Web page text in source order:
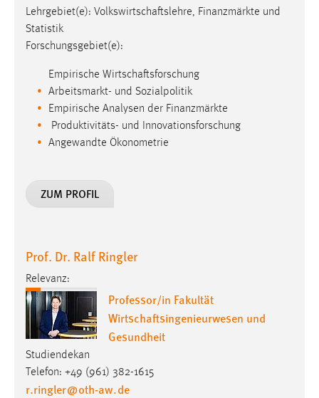
Lehrgebiet(e): Volkswirtschaftslehre, Finanzmärkte und
Statistik
Forschungsgebiet(e):
Empirische Wirtschaftsforschung
Arbeitsmarkt- und Sozialpolitik
Empirische Analysen der Finanzmärkte
Produktivitäts- und Innovationsforschung
Angewandte Ökonometrie
ZUM PROFIL
Prof. Dr. Ralf Ringler
Relevanz:
Professor/in Fakultät
Wirtschaftsingenieurwesen und
Gesundheit
Studiendekan
Telefon: +49 (961) 382-1615
r.ringler@oth-aw.de